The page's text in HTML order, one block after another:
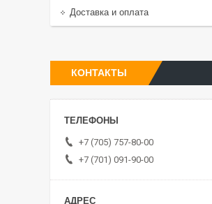
Доставка и оплата
КОНТАКТЫ
+7 (705) 757-80-00
+7 (701) 091-90-00